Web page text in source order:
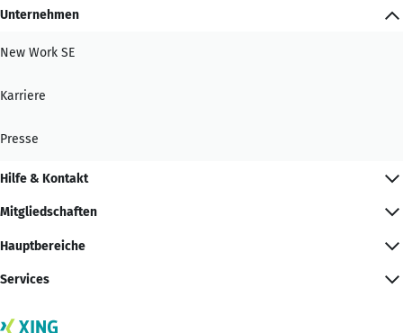
Unternehmen
New Work SE
Karriere
Presse
Hilfe & Kontakt
Mitgliedschaften
Hauptbereiche
Services